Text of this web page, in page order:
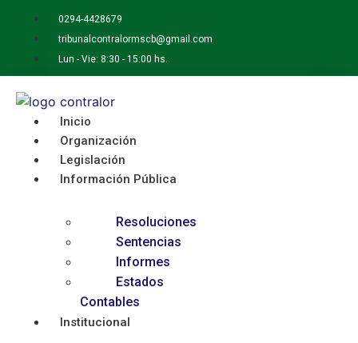
contenido
0294-4428679
tribunalcontralormscb@gmail.com
Lun - Vie: 8:30 - 15:00 hs.
Inicio
Organización
Legislación
Información Pública
Resoluciones
Sentencias
Informes
Estados
Contables
Institucional